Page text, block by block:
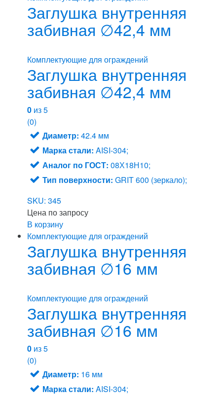
Заглушка внутренняя
забивная ∅42,4 мм
Комплектующие для ограждений
Заглушка внутренняя
забивная ∅42,4 мм
0 из 5
(0)
Диаметр: 42.4 мм
Марка стали: AISI-304;
Аналог по ГОСТ: 08Х18Н10;
Тип поверхности: GRIT 600 (зеркало);
SKU: 345
Цена по запросу
В корзину
Комплектующие для ограждений
Заглушка внутренняя
забивная ∅16 мм
Комплектующие для ограждений
Заглушка внутренняя
забивная ∅16 мм
0 из 5
(0)
Диаметр: 16 мм
Марка стали: AISI-304;